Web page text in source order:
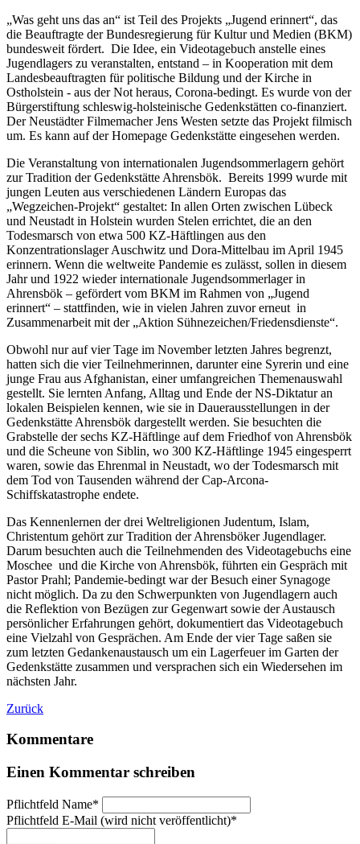
„Was geht uns das an“ ist Teil des Projekts „Jugend erinnert“, das
die Beauftragte der Bundesregierung für Kultur und Medien (BKM)
bundesweit fördert. Die Idee, ein Videotagebuch anstelle eines
Jugendlagers zu veranstalten, entstand – in Kooperation mit dem
Landesbeauftragten für politische Bildung und der Kirche in
Ostholstein - aus der Not heraus, Corona-bedingt. Es wurde von der
Bürgerstiftung schleswig-holsteinische Gedenkstätten co-finanziert.
Der Neustädter Filmemacher Jens Westen setzte das Projekt filmisch
um. Es kann auf der Homepage Gedenkstätte eingesehen werden.
Die Veranstaltung von internationalen Jugendsommerlagern gehört
zur Tradition der Gedenkstätte Ahrensbök. Bereits 1999 wurde mit
jungen Leuten aus verschiedenen Ländern Europas das
„Wegzeichen-Projekt“ gestaltet: In allen Orten zwischen Lübeck
und Neustadt in Holstein wurden Stelen errichtet, die an den
Todesmarsch von etwa 500 KZ-Häftlingen aus den
Konzentrationslager Auschwitz und Dora-Mittelbau im April 1945
erinnern. Wenn die weltweite Pandemie es zulässt, sollen in diesem
Jahr und 1922 wieder internationale Jugendsommerlager in
Ahrensbök – gefördert vom BKM im Rahmen von „Jugend
erinnert“ – stattfinden, wie in vielen Jahren zuvor erneut in
Zusammenarbeit mit der „Aktion Sühnezeichen/Friedensdienste“.
Obwohl nur auf vier Tage im November letzten Jahres begrenzt,
hatten sich die vier Teilnehmerinnen, darunter eine Syrerin und eine
junge Frau aus Afghanistan, einer umfangreichen Themenauswahl
gestellt. Sie lernten Anfang, Alltag und Ende der NS-Diktatur an
lokalen Beispielen kennen, wie sie in Dauerausstellungen in der
Gedenkstätte Ahrensbök dargestellt werden. Sie besuchten die
Grabstelle der sechs KZ-Häftlinge auf dem Friedhof von Ahrensbök
und die Scheune von Siblin, wo 300 KZ-Häftlinge 1945 eingesperrt
waren, sowie das Ehrenmal in Neustadt, wo der Todesmarsch mit
dem Tod von Tausenden während der Cap-Arcona-
Schiffskatastrophe endete.
Das Kennenlernen der drei Weltreligionen Judentum, Islam,
Christentum gehört zur Tradition der Ahrensböker Jugendlager.
Darum besuchten auch die Teilnehmenden des Videotagebuchs eine
Moschee und die Kirche von Ahrensbök, führten ein Gespräch mit
Pastor Prahl; Pandemie-bedingt war der Besuch einer Synagoge
nicht möglich. Da zu den Schwerpunkten von Jugendlagern auch
die Reflektion von Bezügen zur Gegenwart sowie der Austausch
persönlicher Erfahrungen gehört, dokumentiert das Videotagebuch
eine Vielzahl von Gesprächen. Am Ende der vier Tage saßen sie
zum letzten Gedankenaustausch um ein Lagerfeuer im Garten der
Gedenkstätte zusammen und versprachen sich ein Wiedersehen im
nächsten Jahr.
Zurück
Kommentare
Einen Kommentar schreiben
Pflichtfeld Name*
Pflichtfeld E-Mail (wird nicht veröffentlicht)*